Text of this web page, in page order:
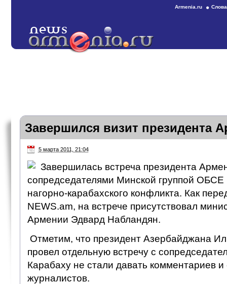
Armenia.ru
Завершился визит президента
5 марта 2011, 21:04
Завершилась встреча президента
сопредседателями Минской группой ОБСЕ
нагорно-карабахского конфликта. Как
NEWS.am, на встрече присутствовал
Армении Эдвард Набландян.
Отметим, что президент Азербайджана
провел отдельную встречу с
Карабаху не стали давать комментариев
журналистов.